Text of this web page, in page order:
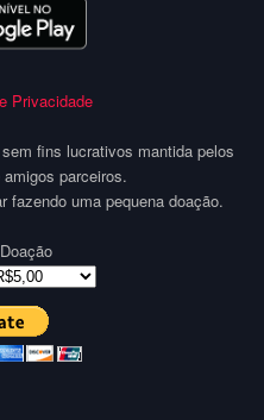
Privacidade
fins lucrativos mantida pelos
parceiros.
fazendo uma pequena doação.